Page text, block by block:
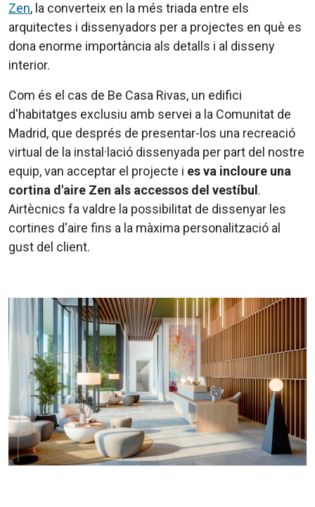
Zen, la converteix en la més triada entre els
arquitectes i dissenyadors per a projectes en què es
dona enorme importància als detalls i al disseny
interior.
Com és el cas de Be Casa Rivas, un edifici
d'habitatges exclusiu amb servei a la Comunitat de
Madrid, que després de presentar-los una recreació
virtual de la instal·lació dissenyada per part del nostre
equip, van acceptar el projecte i es va incloure una
cortina d'aire Zen als accessos del vestíbul .
Airtècnics fa valdre la possibilitat de dissenyar les
cortines d'aire fins a la màxima personalització al
gust del client.